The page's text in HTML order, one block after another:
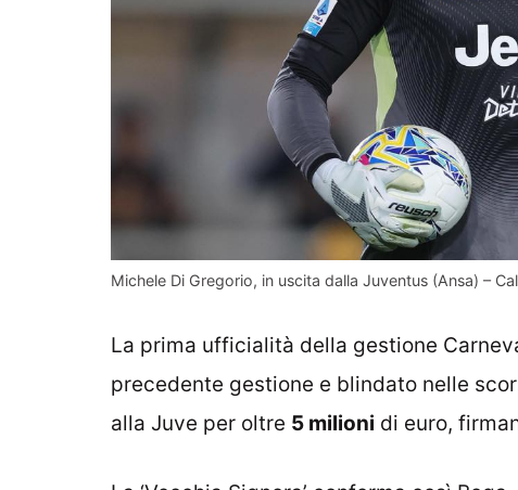
Michele Di Gregorio, in uscita dalla Juventus (Ansa) –
La prima ufficialità della gestione
precedente gestione e blindato nelle
alla Juve per oltre 5 milioni di euro,